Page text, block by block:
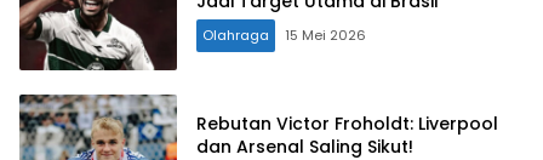
Olahraga 15 Mei 2026
Rebutan Victor Froholdt: Liverpool
dan Arsenal Saling Sikut!